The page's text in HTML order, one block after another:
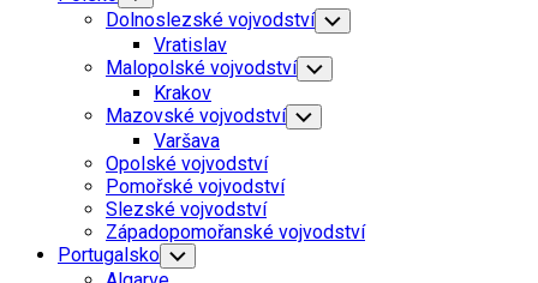
Child
Menu
Dolnoslezské vojvodství Toggle
Child
Menu
Vratislav
Malopolské vojvodství Toggle
Child
Menu
Krakov
Mazovské vojvodství Toggle
Child
Varšava
Opolské vojvodství
Pomořské vojvodství
Slezské vojvodství
Západopomořanské vojvodství
Portugalsko Toggle
Child